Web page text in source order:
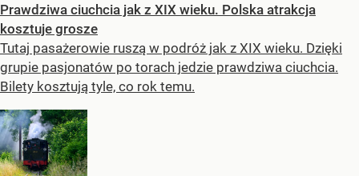
Prawdziwa ciuchcia jak z XIX wieku. Polska atrakcja
kosztuje grosze
Tutaj pasażerowie ruszą w podróż jak z XIX wieku. Dzięki
grupie pasjonatów po torach jedzie prawdziwa ciuchcia.
Bilety kosztują tyle, co rok temu.